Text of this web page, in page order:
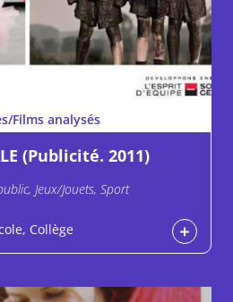
Films analysés
(Publicité. 2011)
Jeux/Jouets, Sport
Collège